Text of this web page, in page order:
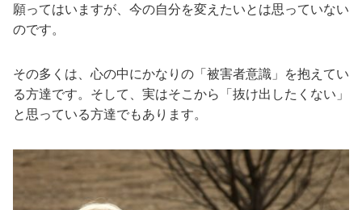
願ってはいますが、今の自分を変えたいとは思っていない
のです。
その多くは、心の中にかなりの「被害者意識」を抱えてい
る方達です。そして、実はそこから「抜け出したくない」
と思っている方達でもあります。